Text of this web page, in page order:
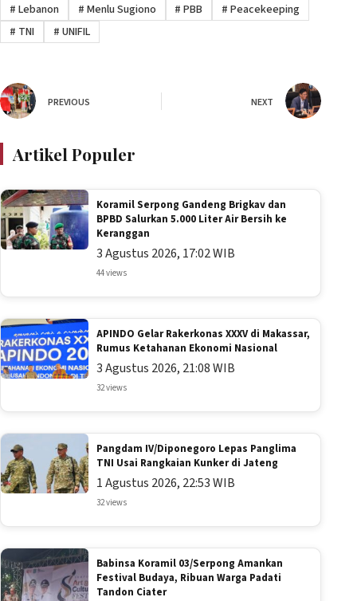
# Lebanon # Menlu Sugiono # PBB # Peacekeeping
# TNI # UNIFIL
PREVIOUS NEXT
Artikel Populer
Koramil Serpong Gandeng Brigkav dan
BPBD Salurkan 5.000 Liter Air Bersih ke
Keranggan
3 Agustus 2026, 17:02 WIB
44 views
APINDO Gelar Rakerkonas XXXV di Makassar,
Rumus Ketahanan Ekonomi Nasional
3 Agustus 2026, 21:08 WIB
32 views
Pangdam IV/Diponegoro Lepas Panglima
TNI Usai Rangkaian Kunker di Jateng
1 Agustus 2026, 22:53 WIB
32 views
Babinsa Koramil 03/Serpong Amankan
Festival Budaya, Ribuan Warga Padati
Tandon Ciater